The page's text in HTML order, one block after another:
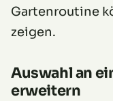
Gartenroutine
zeigen.
Auswahl an
erweitern